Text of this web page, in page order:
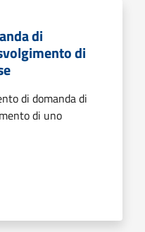
di
di
di domanda di
di uno